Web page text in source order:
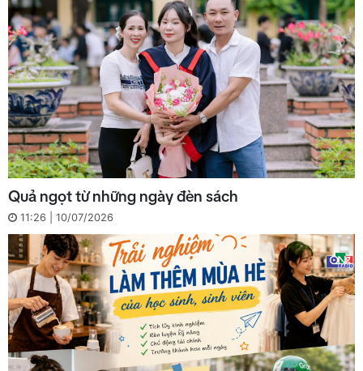
Quả ngọt từ những ngày đèn sách
11:26 | 10/07/2026